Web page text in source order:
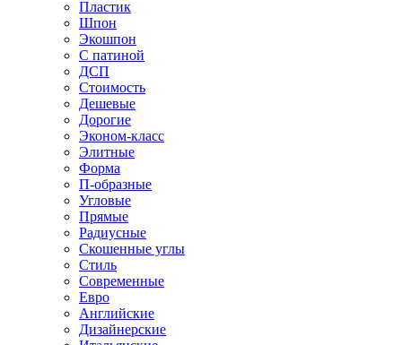
Пластик
Шпон
Экошпон
С патиной
ДСП
Стоимость
Дешевые
Дорогие
Эконом-класс
Элитные
Форма
П-образные
Угловые
Прямые
Радиусные
Скошенные углы
Стиль
Современные
Евро
Английские
Дизайнерские